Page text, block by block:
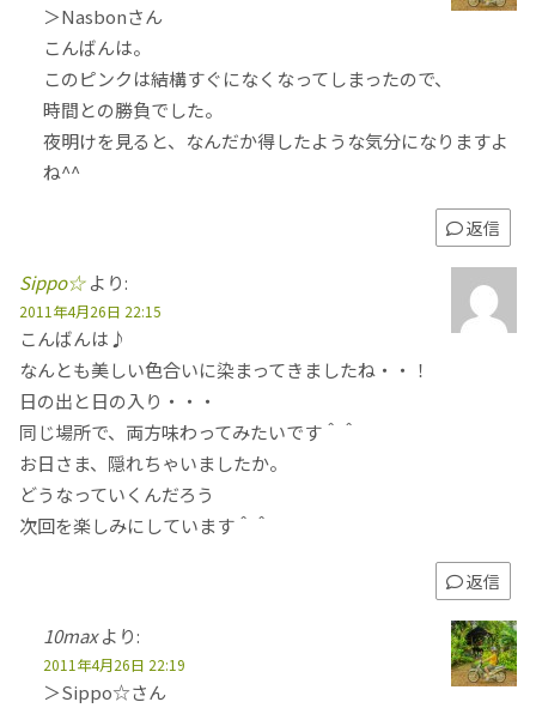
＞Nasbonさん
こんばんは。
このピンクは結構すぐになくなってしまったので、
時間との勝負でした。
夜明けを見ると、なんだか得したような気分になりますよ
ね^^
返信
Sippo☆ より:
2011年4月26日 22:15
こんばんは♪
なんとも美しい色合いに染まってきましたね・・！
日の出と日の入り・・・
同じ場所で、両方味わってみたいです＾＾
お日さま、隠れちゃいましたか。
どうなっていくんだろう
次回を楽しみにしています＾＾
返信
10max より:
2011年4月26日 22:19
＞Sippo☆さん